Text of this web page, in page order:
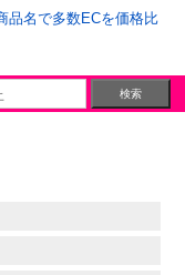
品名で多数ECを価格比